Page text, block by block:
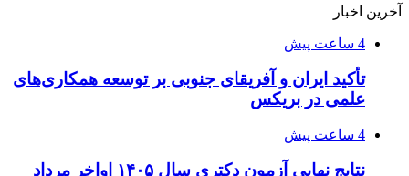
آخرین اخبار
4 ساعت پیش
تأکید ایران و آفریقای جنوبی بر توسعه همکاری‌های
علمی در بریکس
4 ساعت پیش
نتایج نهایی آزمون دکتری سال ۱۴۰۵ اواخر مرداد